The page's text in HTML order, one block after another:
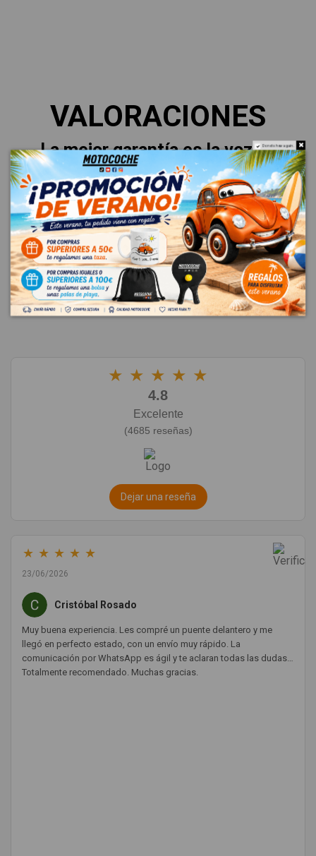
VALORACIONES
La mejor garantía es la voz de
nuestros clientes.
Esto es lo que dicen sobre su
experiencia.
★ ★ ★ ★ ★
4.8
Excelente
(4685 reseñas)
Dejar una reseña
★ ★ ★ ★ ★
23/06/2026
Cristóbal Rosado
Muy buena experiencia. Les compré un puente delantero y me
llegó en perfecto estado, con un envío muy rápido. La
comunicación por WhatsApp es ágil y te aclaran todas las dudas.
Totalmente recomendado. Muchas gracias.
Do not show again.